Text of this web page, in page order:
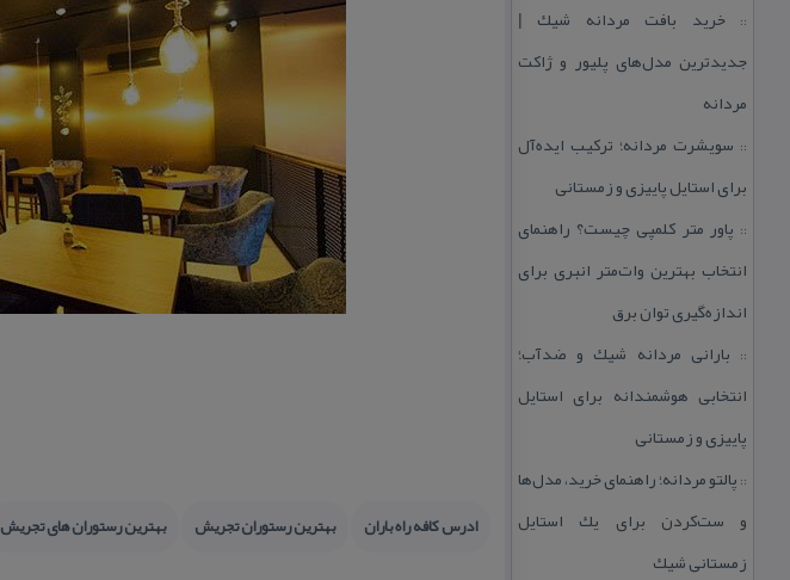
::خرید بافت مردانه شیك |
جدیدترین مدل‌های پلیور و ژاكت
مردانه
:: سویشرت مردانه؛ تركیب ایده‌آل
برای استایل پاییزی و زمستانی
:: پاور متر كلمپی چیست؟ راهنمای
انتخاب بهترین وات‌متر انبری برای
اندازه‌گیری توان برق
:: بارانی مردانه شیك و ضدآب؛
انتخابی هوشمندانه برای استایل
پاییزی و زمستانی
:: پالتو مردانه؛ راهنمای خرید، مدل‌ها
و ست‌كردن برای یك استایل
زمستانی شیك
ادرس كافه راه باران بهترین رستوران تجریش بهترین رستوران های تجریش